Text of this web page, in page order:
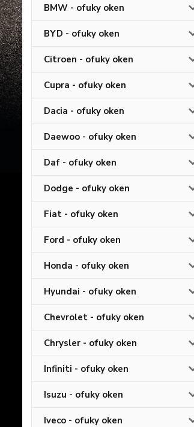
BMW - ofuky oken
BYD - ofuky oken
Citroen - ofuky oken
Cupra - ofuky oken
Dacia - ofuky oken
Daewoo - ofuky oken
Daf - ofuky oken
Dodge - ofuky oken
Fiat - ofuky oken
Ford - ofuky oken
Honda - ofuky oken
Hyundai - ofuky oken
Chevrolet - ofuky oken
Chrysler - ofuky oken
Infiniti - ofuky oken
Isuzu - ofuky oken
Iveco - ofuky oken